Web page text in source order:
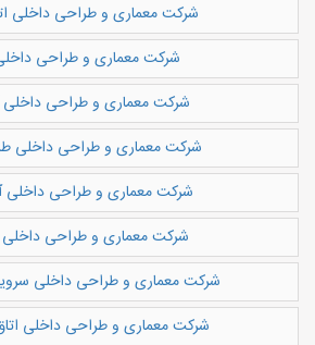
شرکت معماری و طراحی داخلی
شرکت معماری و طراحی
شرکت معماری و طراحی داخلی
شرکت معماری و طراحی داخلی
شرکت معماری و طراحی داخلی
شرکت معماری و طراحی
شرکت معماری و طراحی داخلی
شرکت معماری و طراحی داخلی